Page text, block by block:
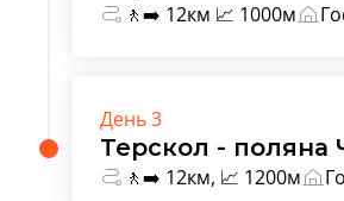
🚶‍➡️ 12км 📈 1000м
День 3
Терскол - поляна
🚶‍➡️ 12км, 📈 1200м